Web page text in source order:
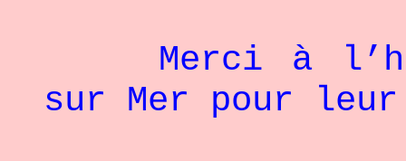
Merci à
sur Mer pour